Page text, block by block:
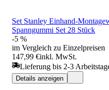
Set Stanley Einhand-
Spanngummi Set 28 Stück
-5 %
im Vergleich zu Einzelpreisen
147,99 €inkl. MwSt.
Lieferung bis 2-3
Details anzeigen